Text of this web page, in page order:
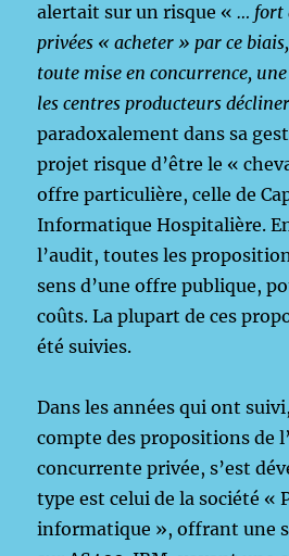
alertait sur un risque «… fort
privées « acheter » par ce
toute mise en concurrence,
les centres producteurs
paradoxalement dans sa
projet risque d’être le «
offre particulière, celle de
Informatique Hospitalière.
l’audit, toutes les
sens d’une offre publique,
coûts. La plupart de ces
été suivies.
Dans les années qui ont
compte des propositions de
concurrente privée, s’est
type est celui de la société «
informatique », offrant une